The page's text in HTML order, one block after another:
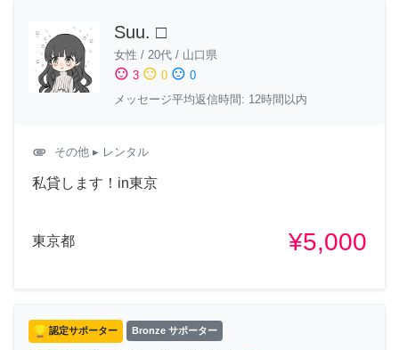
Suu. □
女性 / 20代 / 山口県
sentiment_satisfied 3 sentiment_neutral 0 sentiment_dissatisfied 0
メッセージ平均返信時間: 12時間以内
attachment その他 ▸ レンタル
私貸します！in東京
東京都 ¥5,000
認定サポーター Bronze サポーター